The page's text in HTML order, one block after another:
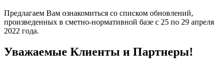
Предлагаем Вам ознакомиться со списком обновлений,
произведенных в сметно-нормативной базе с 25 по 29 апреля
2022 года.
Уважаемые Клиенты и Партнеры!